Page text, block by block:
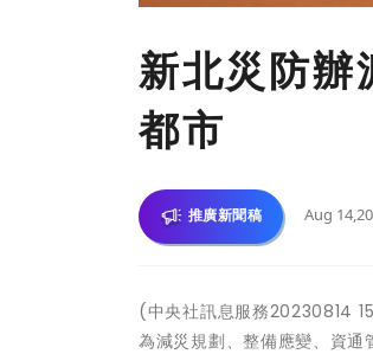
新北災防辦
都市
推廣新聞稿 Aug
(中央社訊息服務20230814
為減災規劃、整備應變、資